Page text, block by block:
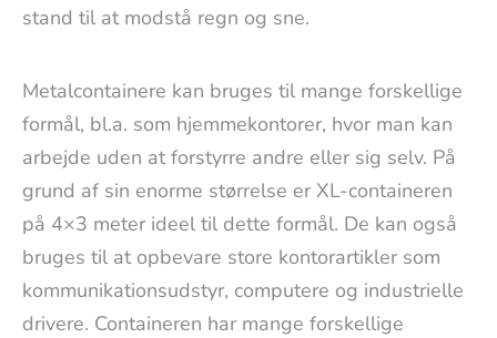
stand til at modstå regn og sne.
Metalcontainere kan bruges til mange forskellige
formål, bl.a. som hjemmekontorer, hvor man kan
arbejde uden at forstyrre andre eller sig selv. På
grund af sin enorme størrelse er XL-containeren
på 4×3 meter ideel til dette formål. De kan også
bruges til at opbevare store kontorartikler som
kommunikationsudstyr, computere og industrielle
drivere. Containeren har mange forskellige